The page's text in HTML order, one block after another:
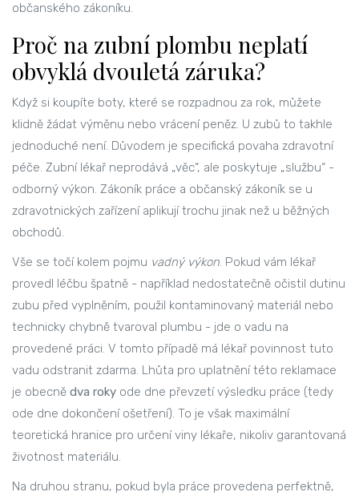
občanského zákoníku.
Proč na zubní plombu neplatí
obvyklá dvouletá záruka?
Když si koupíte boty, které se rozpadnou za rok, můžete
klidně žádat výměnu nebo vrácení peněz. U zubů to takhle
jednoduché není. Důvodem je specifická povaha zdravotní
péče. Zubní lékař neprodává „věc“, ale poskytuje „službu“ -
odborný výkon. Zákoník práce a občanský zákoník se u
zdravotnických zařízení aplikují trochu jinak než u běžných
obchodů.
Vše se točí kolem pojmu vadný výkon. Pokud vám lékař
provedl léčbu špatně - například nedostatečně očistil dutinu
zubu před vyplněním, použil kontaminovaný materiál nebo
technicky chybně tvaroval plumbu - jde o vadu na
provedené práci. V tomto případě má lékař povinnost tuto
vadu odstranit zdarma. Lhůta pro uplatnění této reklamace
je obecně dva roky ode dne převzetí výsledku práce (tedy
ode dne dokončení ošetření). To je však maximální
teoretická hranice pro určení viny lékaře, nikoliv garantovaná
životnost materiálu.
Na druhou stranu, pokud byla práce provedena perfektně,